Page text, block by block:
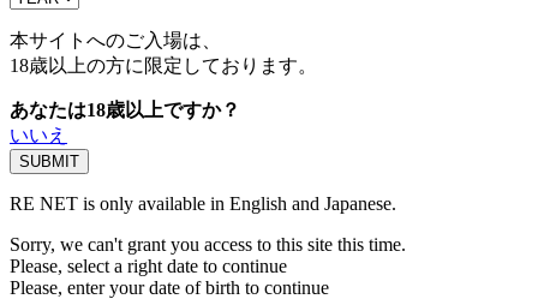
本サイトへのご入場は、
18歳以上の方に限定しております。
あなたは18歳以上ですか？
いいえ
RE NET is only available in English and Japanese.
Sorry, we can't grant you access to this site this time.
Please, select a right date to continue
Please, enter your date of birth to continue